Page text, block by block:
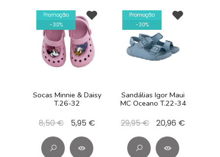
Promoção
-30%
Socas Minnie & Daisy
T.26-32
8,50 € 5,95 €
Promoção
-30%
Sandálias Igor Maui
MC Oceano T.22-34
29,95 € 20,96 €